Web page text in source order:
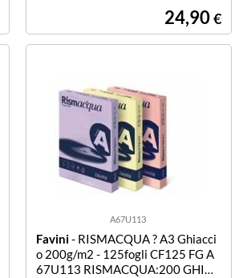
24,90€
A67U113
Favini- RISMACQUA ? A3 Ghiacci
o 200g/m2 - 125fogli CF125 FG A
67U113 RISMACQUA:200 GHIAC